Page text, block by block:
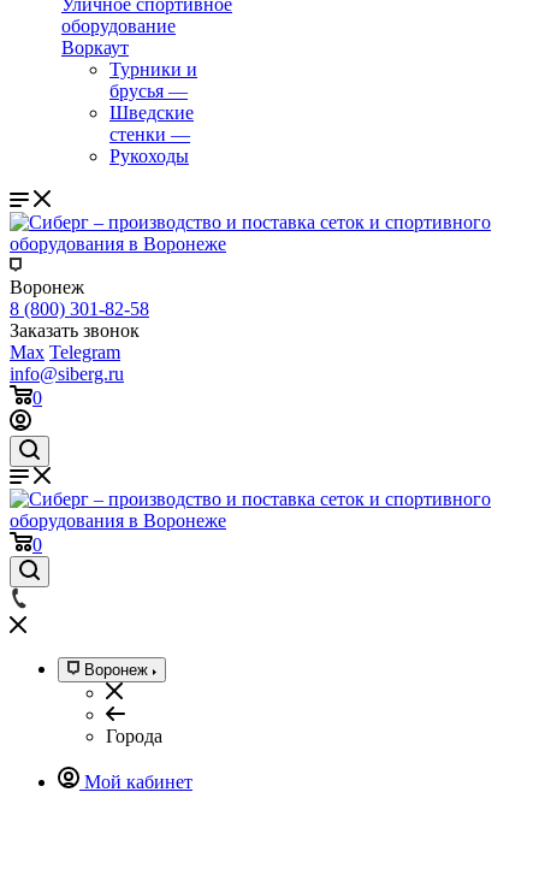
Уличное спортивное
оборудование
Воркаут
Турники и
брусья —
Шведские
стенки —
Рукоходы
Воронеж
8 (800) 301-82-58
Заказать звонок
Max Telegram
info@siberg.ru
0
0
Воронеж
Города
Мой кабинет